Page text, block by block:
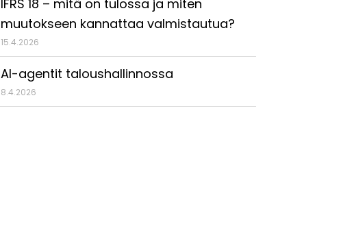
IFRS 18 – mitä on tulossa ja miten
muutokseen kannattaa valmistautua?
15.4.2026
AI-agentit taloushallinnossa
8.4.2026